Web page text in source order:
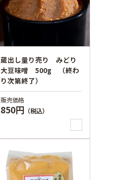
蔵出し量り売り みどり
大豆味噌 500g （終わ
り次第終了）
販売価格
850円 （税込）